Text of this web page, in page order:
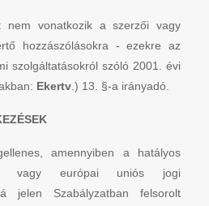
nem vonatkozik a szerzői vagy
hozzászólásokra - ezekre az
szolgáltatásokról szóló 2001. évi
Ekertv.) 13. §-a irányadó.
amennyiben a hatályos
vagy európai uniós jogi
jelen Szabályzatban felsorolt